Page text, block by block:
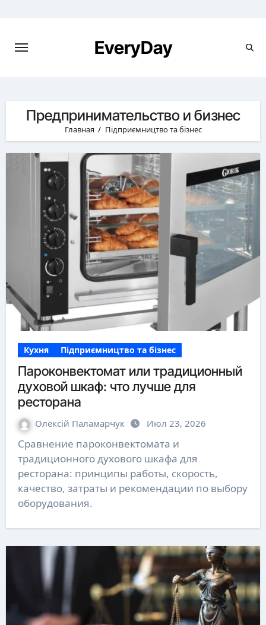
EveryDay
Предпринимательство и бизнес
Главная Підприємництво та бізнес
Кухня Підприємництво та бізнес
Пароконвектомат или традиционный
духовой шкаф: что лучше для
ресторана
Олексій Паламарчук Июл 23, 2026
Сравнение пароконвектомата и
традиционного духового шкафа для
ресторана: принципы работы, скорость,
качество, затраты и рекомендации по выбору
оборудования.